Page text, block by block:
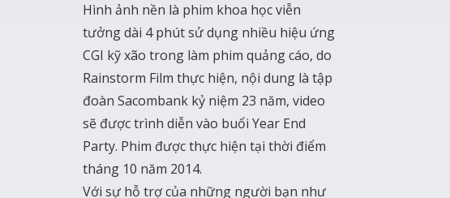
Hình ảnh nền là phim khoa học viễn
tưởng dài 4 phút sử dụng nhiều hiệu ứng
CGI kỹ xão trong làm phim quảng cáo, do
Rainstorm Film thực hiện, nội dung là tập
đoàn Sacombank kỷ niệm 23 năm, video
sẽ được trình diễn vào buổi Year End
Party. Phim được thực hiện tại thời điểm
tháng 10 năm 2014.
Với sự hỗ trợ của những người bạn như